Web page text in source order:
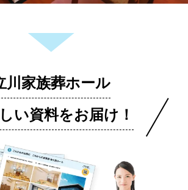
川家族葬ホール
い資料をお届け！